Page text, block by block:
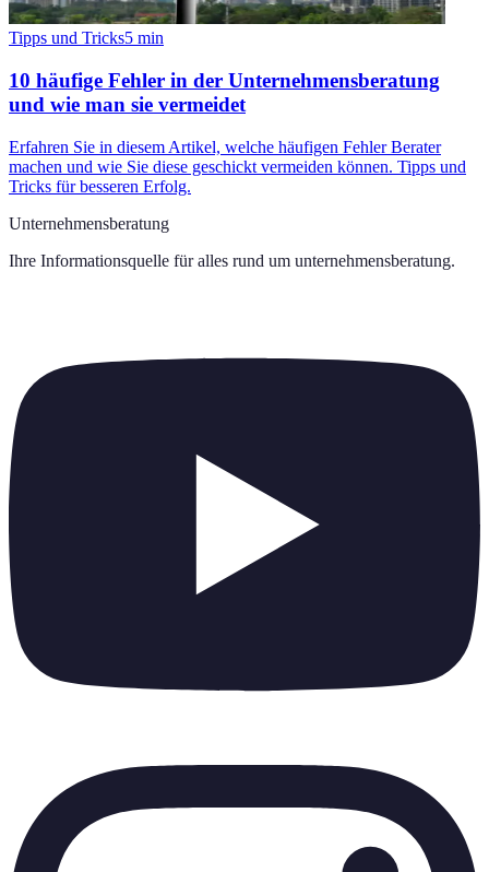
Tipps und Tricks5 min
10 häufige Fehler in der Unternehmensberatung
und wie man sie vermeidet
Erfahren Sie in diesem Artikel, welche häufigen Fehler Berater
machen und wie Sie diese geschickt vermeiden können. Tipps und
Tricks für besseren Erfolg.
Unternehmensberatung
Ihre Informationsquelle für alles rund um unternehmensberatung.